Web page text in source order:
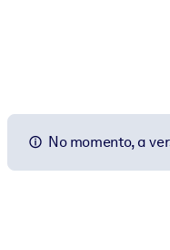
No momento, a